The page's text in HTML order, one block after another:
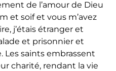
de l’amour de Dieu
et soif et vous m’avez
j’étais étranger et
et prisonnier et
Les saints embrassent
charité, rendant la vie